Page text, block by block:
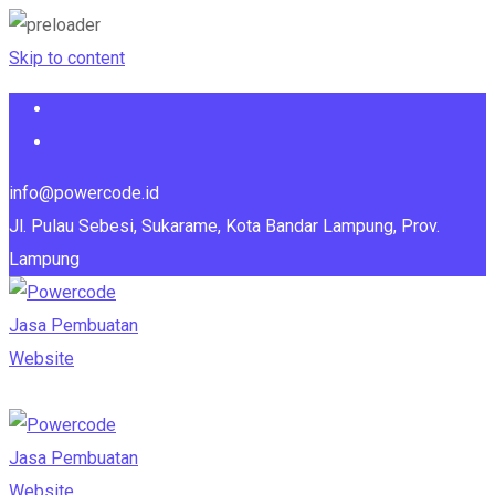
Skip to content
info@powercode.id
Jl. Pulau Sebesi, Sukarame, Kota Bandar Lampung, Prov.
Lampung